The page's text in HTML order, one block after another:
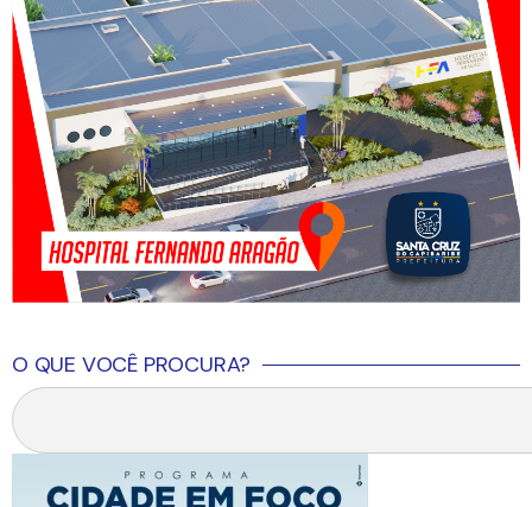
O QUE VOCÊ PROCURA?